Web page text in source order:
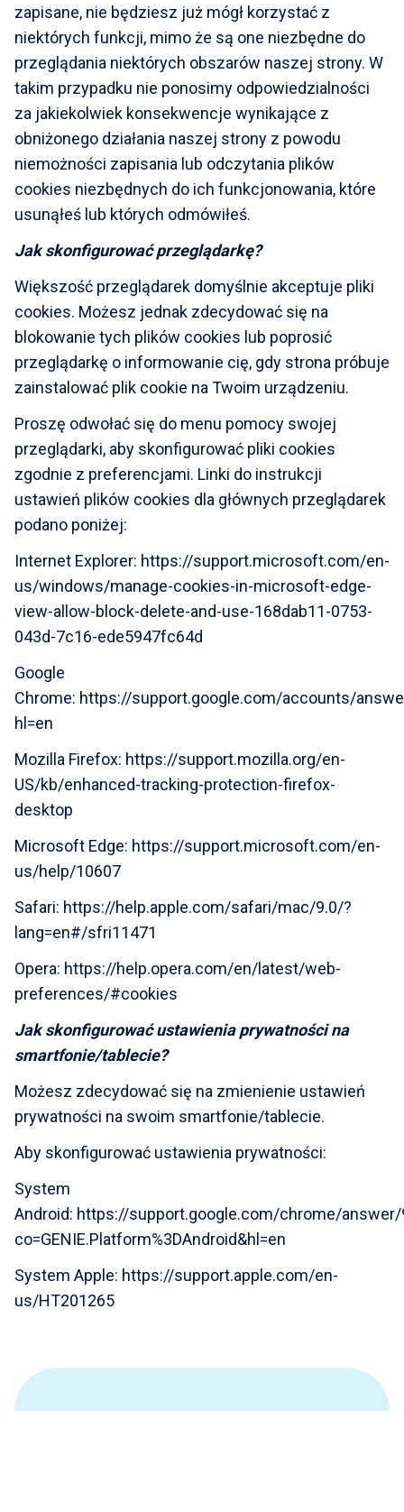
zapisane, nie będziesz już mógł korzystać z
niektórych funkcji, mimo że są one niezbędne do
przeglądania niektórych obszarów naszej strony. W
takim przypadku nie ponosimy odpowiedzialności
za jakiekolwiek konsekwencje wynikające z
obniżonego działania naszej strony z powodu
niemożności zapisania lub odczytania plików
cookies niezbędnych do ich funkcjonowania, które
usunąłeś lub których odmówiłeś.
Jak skonfigurować przeglądarkę?
Większość przeglądarek domyślnie akceptuje pliki
cookies. Możesz jednak zdecydować się na
blokowanie tych plików cookies lub poprosić
przeglądarkę o informowanie cię, gdy strona próbuje
zainstalować plik cookie na Twoim urządzeniu.
Proszę odwołać się do menu pomocy swojej
przeglądarki, aby skonfigurować pliki cookies
zgodnie z preferencjami. Linki do instrukcji
ustawień plików cookies dla głównych przeglądarek
podano poniżej:
Internet Explorer: https://support.microsoft.com/en-
us/windows/manage-cookies-in-microsoft-edge-
view-allow-block-delete-and-use-168dab11-0753-
043d-7c16-ede5947fc64d
Google
Chrome: https://support.google.com/accounts/
hl=en
Mozilla Firefox: https://support.mozilla.org/en-
US/kb/enhanced-tracking-protection-firefox-
desktop
Microsoft Edge: https://support.microsoft.com/en-
us/help/10607
Safari: https://help.apple.com/safari/mac/9.0/?
lang=en#/sfri11471
Opera: https://help.opera.com/en/latest/web-
preferences/#cookies
Jak skonfigurować ustawienia prywatności na
smartfonie/tablecie?
Możesz zdecydować się na zmienienie ustawień
prywatności na swoim smartfonie/tablecie.
Aby skonfigurować ustawienia prywatności:
System
Android: https://support.google.com/chrome/answer/
co=GENIE.Platform%3DAndroid&hl=en
System Apple: https://support.apple.com/en-
us/HT201265